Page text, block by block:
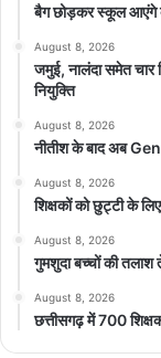
बैग छोड़कर स्कूल आएंगे
August 8, 2026
जमुई, नालंदा समेत चार
नियुक्ति
August 8, 2026
नीतीश के बाद अब Gen
August 8, 2026
शिक्षकों को छुट्टी के
August 8, 2026
गुमशुदा बच्चों की तलाश
August 8, 2026
छत्तीसगढ़ में 700